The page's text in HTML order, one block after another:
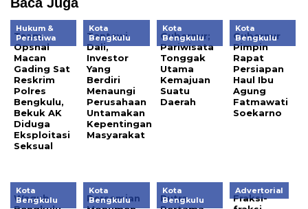
Hukum &
Peristiwa
Team
Opsnal
Macan
Gading Sat
Reskrim
Polres
Bengkulu,
Bekuk AK
Diduga
Eksploitasi
Seksual
Kota
Bengkulu
Tantawi
Dali,
Investor
Yang
Berdiri
Menaungi
Perusahaan
Untamakan
Kepentingan
Masyarakat
Kota
Bengkulu
Gubernur;
Pariwisata
Tonggak
Utama
Kemajuan
Suatu
Daerah
Kota
Bengkulu
Gubernur
Pimpin
Rapat
Persiapan
Haul Ibu
Agung
Fatmawati
Soekarno
Kota
Bengkulu
Wagub
Kota
Bengkulu
Persemian
Kota
Bengkulu
Putra
Advertorial
Fraksi-